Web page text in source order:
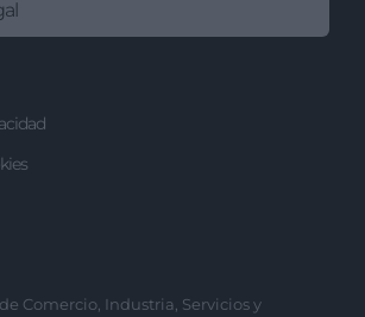
Comercio, Industria, Servicios y